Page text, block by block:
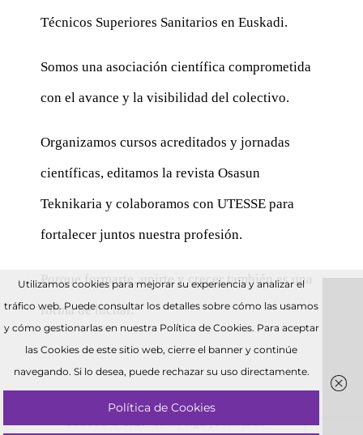
Técnicos Superiores Sanitarios en Euskadi.
Somos una asociación científica comprometida
con el avance y la visibilidad del colectivo.
Organizamos cursos acreditados y jornadas
científicas, editamos la revista Osasun
Teknikaria y colaboramos con UTESSE para
fortalecer juntos nuestra profesión.
Porque formarte, unirte y crecer también es una
forma de luchar.
Utilizamos cookies para mejorar su experiencia y analizar el
tráfico web. Puede consultar los detalles sobre cómo las usamos
y cómo gestionarlas en nuestra Política de Cookies. Para aceptar
las Cookies de este sitio web, cierre el banner y continúe
navegando. Si lo desea, puede rechazar su uso directamente.
Política de Cookies